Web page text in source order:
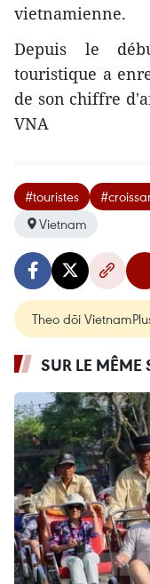
vietnamienne.
Depuis le
touristique ​a
de son chiffre
VNA
#touristes
Vietnam
Theo dõi
SUR LE MÊME